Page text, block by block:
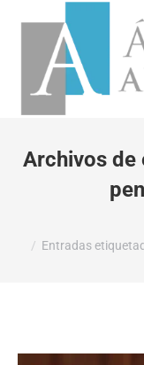
Archivos de
Entradas